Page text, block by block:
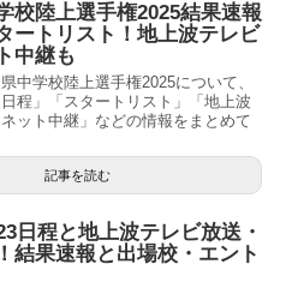
校陸上選手権2025結果速報
ートリスト！地上波テレビ
中継も
中学校陸上選手権2025について、
日程」「スタートリスト」「地上波
ット中継」などの情報をまとめて
記事を読む
日程と地上波テレビ放送・
結果速報と出場校・エント